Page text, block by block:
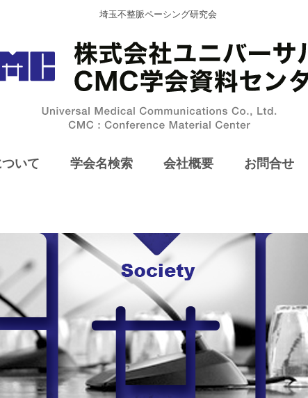
埼玉不整脈ペーシング研究会
いて 学会名検索 会社概要 お問合せ